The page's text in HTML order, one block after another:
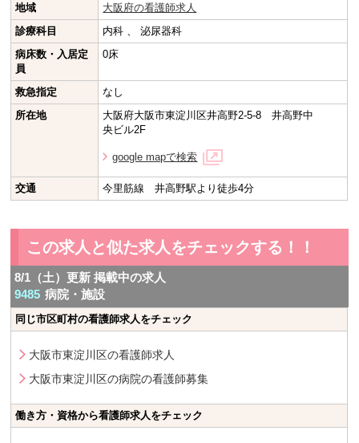
地域
大阪府の看護師求人
診療科目
内科 、 泌尿器科
病床数・入居定
員
0床
救急指定
なし
所在地
大阪府大阪市東淀川区井高野2-5-8 井高野中
央ビル2F
google mapで検索
交通 今里筋線 井高野駅より徒歩4分
この求人と似た求人をチェックする！！
8/1（土）更新 掲載中の求人
9485 病院・施設
同じ市区町村の看護師求人をチェック
大阪市東淀川区の看護師求人
大阪市東淀川区の病院の看護師募集
働き方・資格から看護師求人をチェック